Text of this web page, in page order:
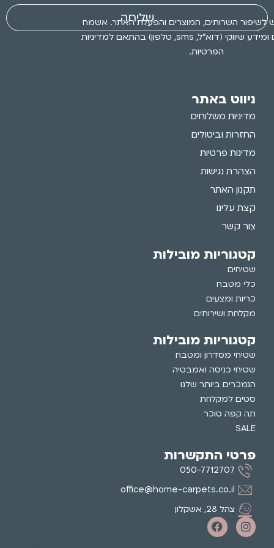
לשיפור השרותים, המוצרים והפעלת האתר. אשמח
לקבלת עדכונים ומידע שיווקי (דוא״ל, sms, טלפון) בהתאם למדיניות
הפרטיות.
שליחה
ניווט באתר
מדיניות משלוחים
החזרות וביטולים
מדינות פרטיות
הצהרת נגישות
תקנון האתר
קצת עלינו
צור קשר
קטגוריות מובילות
שטיחים
כלי מטבח
כריות ומצעים
מקלחת ושירותים
קטגוריות מובילות
שטיחי מסדרון ומטבח
שטיחי כניסה ואמבטיה
הנמכרים ביותר שלנו
סטים למקלחת
תה קפה סוכר
SALE
פרטי התקשרות
050-7712707
office@home-carpets.co.il
צהל 28, אשקלון